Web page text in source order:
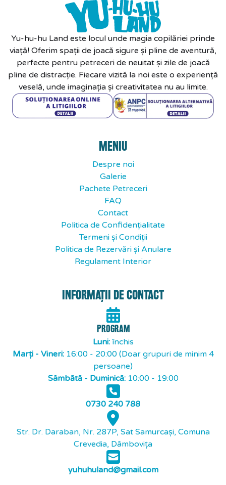
Yu-hu-hu Land este locul unde magia copilăriei prinde
viață! Oferim spații de joacă sigure și pline de aventură,
perfecte pentru petreceri de neuitat și zile de joacă
pline de distracție. Fiecare vizită la noi este o experiență
veselă, unde imaginația și creativitatea nu au limite.
MENIU
Despre noi
Galerie
Pachete Petreceri
FAQ
Contact
Politica de Confidențialitate
Termeni și Condiții
Politica de Rezervări și Anulare
Regulament Interior
INFORMAȚII DE CONTACT
PROGRAM
Luni:închis
Marți - Vineri:16:00 - 20:00 (Doar grupuri de minim 4
persoane)
Sâmbătă - Duminică:10:00 - 19:00
0730 240 788
Str. Dr. Daraban, Nr. 287P, Sat Samurcași, Comuna
Crevedia, Dâmbovița
yuhuhuland@gmail.com